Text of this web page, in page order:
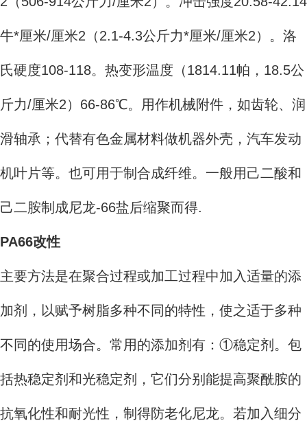
牛*厘米/厘米2（2.1-4.3公斤力*厘米/厘米2）。洛
氏硬度108-118。热变形温度（1814.11帕，18.5公
斤力/厘米2）66-86℃。用作机械附件，如齿轮、润
滑轴承；代替有色金属材料做机器外壳，汽车发动
机叶片等。也可用于制合成纤维。一般用己二酸和
己二胺制成尼龙-66盐后缩聚而得.
PA66改性
主要方法是在聚合过程或加工过程中加入适量的添
加剂，以赋予树脂多种不同的特性，使之适于多种
不同的使用场合。常用的添加剂有：①稳定剂。包
括热稳定剂和光稳定剂，它们分别能提高聚酰胺的
抗氧化性和耐光性，制得防老化尼龙。若加入细分